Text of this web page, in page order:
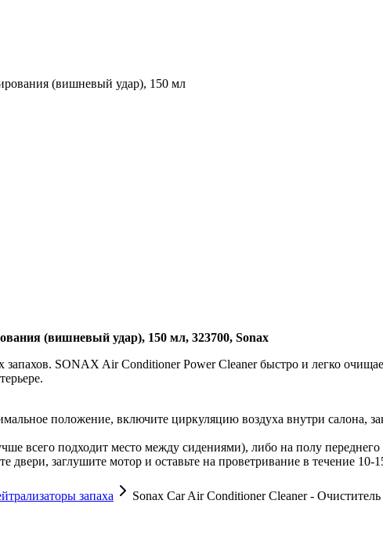
(вишневый удар), 150 мл
(вишневый удар), 150 мл, 323700, Sonax
SONAX Air Conditioner Power Cleaner быстро и легко
положение, включите циркуляцию воздуха внутри салона,
всего подходит место между сидениями), либо на полу переднего
заглушите мотор и оставьте на проветривание в течение 10-
запаха
Sonax Car Air Conditioner Cleaner -